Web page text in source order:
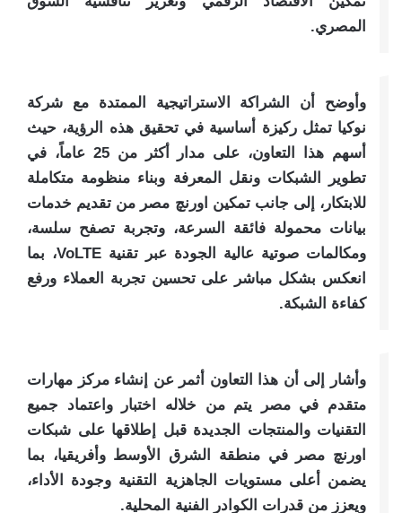
المصري.
وأوضح أن الشراكة الاستراتيجية الممتدة مع شركة
نوكيا تمثل ركيزة أساسية في تحقيق هذه الرؤية، حيث
أسهم هذا التعاون، على مدار أكثر من 25 عاماً، في
تطوير الشبكات ونقل المعرفة وبناء منظومة متكاملة
للابتكار، إلى جانب تمكين اورنچ مصر من تقديم خدمات
بيانات محمولة فائقة السرعة، وتجربة تصفح سلسة،
ومكالمات صوتية عالية الجودة عبر تقنية VoLTE، بما
انعكس بشكل مباشر على تحسين تجربة العملاء ورفع
كفاءة الشبكة.
وأشار إلى أن هذا التعاون أثمر عن إنشاء مركز مهارات
متقدم في مصر يتم من خلاله اختبار واعتماد جميع
التقنيات والمنتجات الجديدة قبل إطلاقها على شبكات
اورنچ مصر في منطقة الشرق الأوسط وأفريقيا، بما
يضمن أعلى مستويات الجاهزية التقنية وجودة الأداء،
ويعزز من قدرات الكوادر الفنية المحلية.